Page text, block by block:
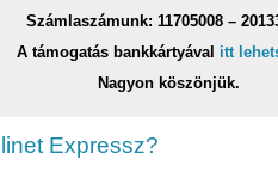
Számlaszámunk: 11705008 –
A támogatás bankkártyával itt
Nagyon köszönjük.
Expressz?